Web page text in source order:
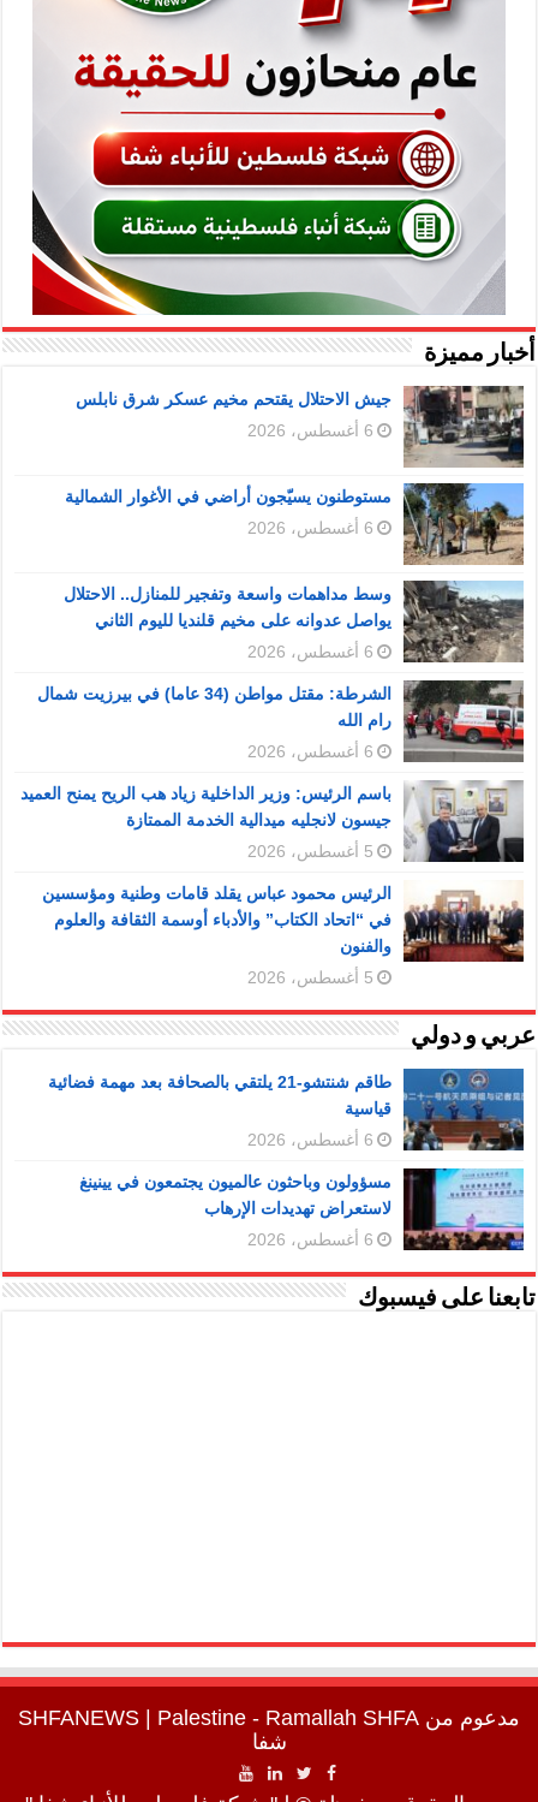
أخبار مميزة
جيش الاحتلال يقتحم مخيم عسكر شرق نابلس
6 أغسطس، 2026
مستوطنون يسيّجون أراضي في الأغوار الشمالية
6 أغسطس، 2026
وسط مداهمات واسعة وتفجير للمنازل.. الاحتلال
يواصل عدوانه على مخيم قلنديا لليوم الثاني
6 أغسطس، 2026
الشرطة: مقتل مواطن (34 عاما) في بيرزيت شمال
رام الله
6 أغسطس، 2026
باسم الرئيس: وزير الداخلية زياد هب الريح يمنح العميد
جيسون لانجليه ميدالية الخدمة الممتازة
5 أغسطس، 2026
الرئيس محمود عباس يقلد قامات وطنية ومؤسسين
في “اتحاد الكتاب” والأدباء أوسمة الثقافة والعلوم
والفنون
5 أغسطس، 2026
عربي و دولي
طاقم شنتشو-21 يلتقي بالصحافة بعد مهمة فضائية
قياسية
6 أغسطس، 2026
مسؤولون وباحثون عالميون يجتمعون في يينينغ
لاستعراض تهديدات الإرهاب
6 أغسطس، 2026
تابعنا على فيسبوك
مدعوم من SHFANEWS | Palestine - Ramallah SHFA
شفا